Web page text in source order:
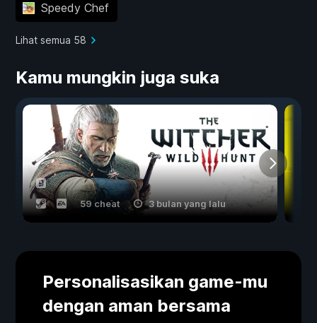
Speedy Chef
Lihat semua 58
Kamu mungkin juga suka
59 cheat 3 bulan yang lalu
Personalisasikan game-mu
dengan aman bersama